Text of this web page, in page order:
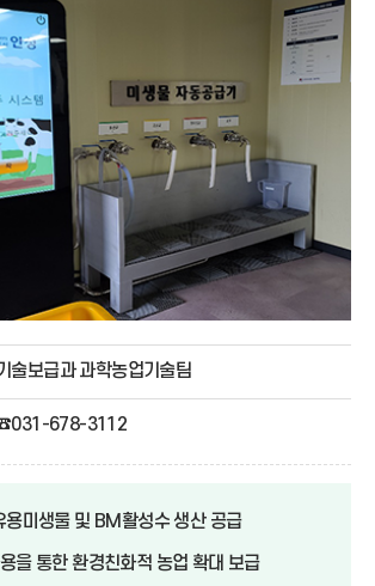
술보급과 과학농업기술팀
678-3112
용미생물 및 BM활성수 생산 공급
을 통한 환경친화적 농업 확대 보급